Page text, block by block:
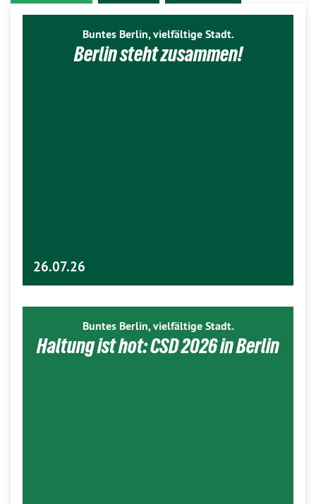
Buntes Berlin, vielfältige Stadt.
Berlin steht zusammen!
26.07.26
Buntes Berlin, vielfältige Stadt.
Haltung ist hot: CSD 2026 in Berlin